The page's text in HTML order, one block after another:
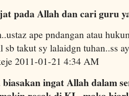
pada Allah dan cari guru
ape pndangan atau
sb takut sy lalaidgn tuhan..ss
2011-01-21 4:34 AM
ingat Allah dalam